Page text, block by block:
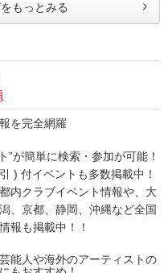
もっとみる
を完全網羅
”が簡単に検索・参加が可能！
) 付イベントも多数掲載中！
内クラブイベント情報や、大
、京都、静岡、沖縄など全国
報も掲載中！！
能人や海外のアーティストの